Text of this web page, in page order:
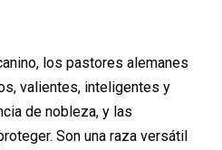
los pastores alemanes
valientes, inteligentes y
de nobleza, y las
Son una raza versátil